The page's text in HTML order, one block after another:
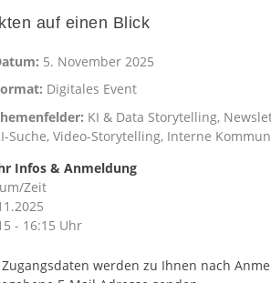
auf einen Blick
5. November 2025
Digitales Event
KI & Data Storytelling,
Suche, Video-Storytelling, Interne
Infos & Anmeldung
Zeit
- 16:15 Uhr
Zugangsdaten werden zu Ihnen nach